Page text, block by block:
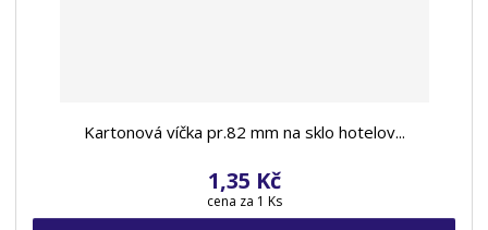
Kartonová víčka pr.82 mm na sklo hotelov...
1,35 Kč
cena za 1 Ks